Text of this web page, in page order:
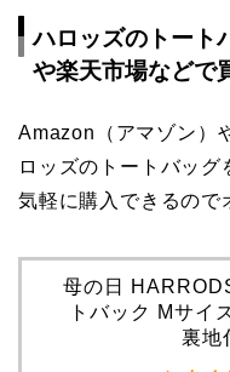
ハロッズのトート
や楽天市場などで
Amazon（アマゾン）
ロッズのトートバッ
気軽に購入できるので
母の日
トバック Mサ
裏地